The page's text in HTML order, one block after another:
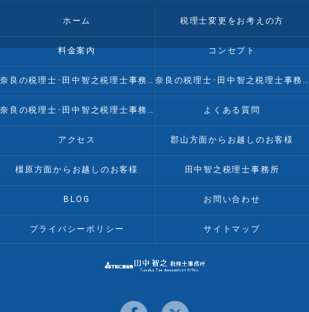
ホーム 税理士変更をお考えの方
料金案内 コンセプト
奈良の税理士･田中智之税理士事務所の口コミ情報 奈良の税理士･田中智之税理士事務所の評判
奈良の税理士･田中智之税理士事務所のお客様の声 よくある質問
アクセス 郡山方面からお越しのお客様
橿原方面からお越しのお客様 田中智之税理士事務所
BLOG お問い合わせ
プライバシーポリシー サイトマップ